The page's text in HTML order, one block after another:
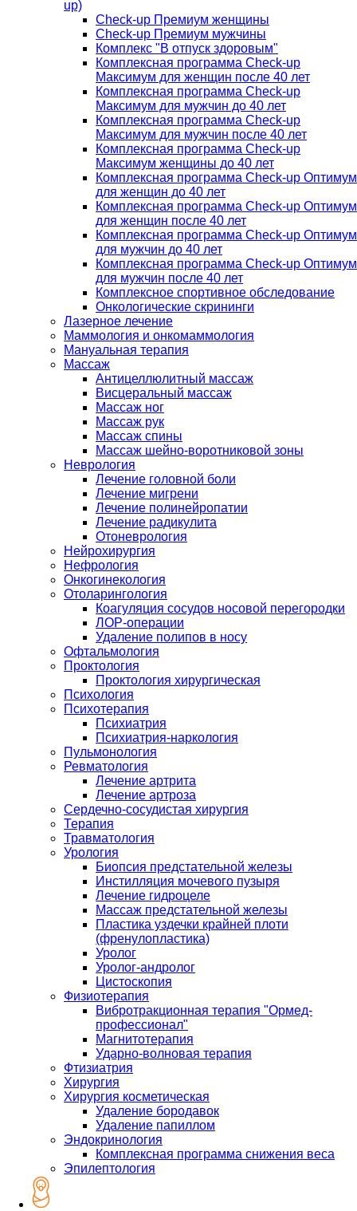
up)
Check-up Премиум женщины
Check-up Премиум мужчины
Комплекс "В отпуск здоровым"
Комплексная программа Check-up
Максимум для женщин после 40 лет
Комплексная программа Check-up
Максимум для мужчин до 40 лет
Комплексная программа Check-up
Максимум для мужчин после 40 лет
Комплексная программа Check-up
Максимум женщины до 40 лет
Комплексная программа Check-up Оптимум
для женщин до 40 лет
Комплексная программа Check-up Оптимум
для женщин после 40 лет
Комплексная программа Check-up Оптимум
для мужчин до 40 лет
Комплексная программа Check-up Оптимум
для мужчин после 40 лет
Комплексное спортивное обследование
Онкологические скрининги
Лазерное лечение
Маммология и онкомаммология
Мануальная терапия
Массаж
Антицеллюлитный массаж
Висцеральный массаж
Массаж ног
Массаж рук
Массаж спины
Массаж шейно-воротниковой зоны
Неврология
Лечение головной боли
Лечение мигрени
Лечение полинейропатии
Лечение радикулита
Отоневрология
Нейрохирургия
Нефрология
Онкогинекология
Отоларингология
Коагуляция сосудов носовой перегородки
ЛОР-операции
Удаление полипов в носу
Офтальмология
Проктология
Проктология хирургическая
Психология
Психотерапия
Психиатрия
Психиатрия-наркология
Пульмонология
Ревматология
Лечение артрита
Лечение артроза
Сердечно-сосудистая хирургия
Терапия
Травматология
Урология
Биопсия предстательной железы
Инстилляция мочевого пузыря
Лечение гидроцеле
Массаж предстательной железы
Пластика уздечки крайней плоти
(френулопластика)
Уролог
Уролог-андролог
Цистоскопия
Физиотерапия
Вибротракционная терапия "Ормед-
профессионал"
Магнитотерапия
Ударно-волновая терапия
Фтизиатрия
Хирургия
Хирургия косметическая
Удаление бородавок
Удаление папиллом
Эндокринология
Комплексная программа снижения веса
Эпилептология